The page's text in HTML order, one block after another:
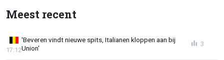
Meest recent
'Beveren vindt nieuwe spits, Italianen kloppen aan bij
Union'
17:12
3